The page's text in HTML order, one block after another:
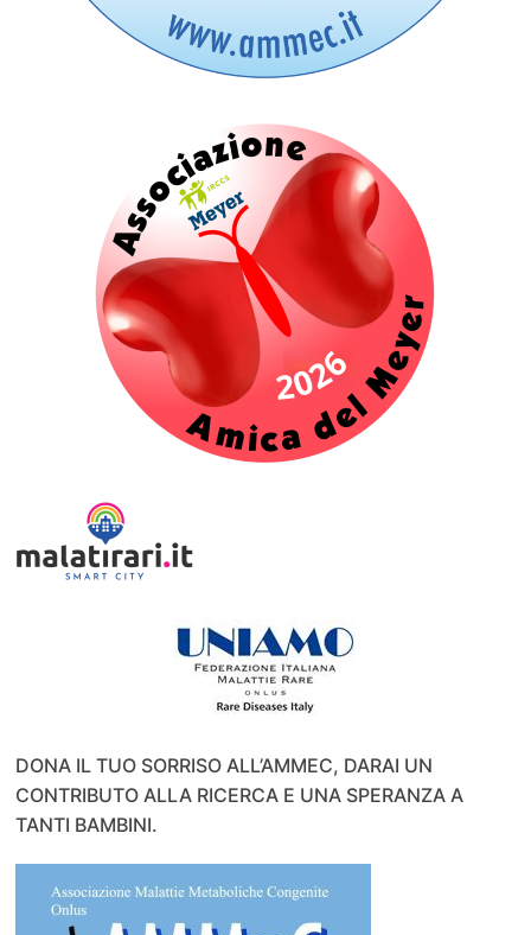
DONA IL TUO SORRISO ALL’AMMEC, DARAI UN
CONTRIBUTO ALLA RICERCA E UNA SPERANZA A
TANTI BAMBINI.